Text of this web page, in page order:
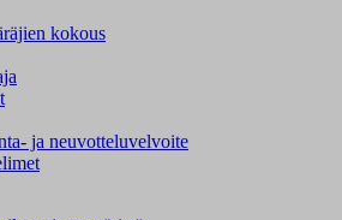
kokous
ja neuvotteluvelvoite